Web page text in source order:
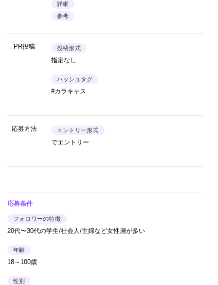
詳細
参考
PR投稿 投稿形式
指定なし
ハッシュタグ
#カラキャス
応募方法 エントリー形式
でエントリー
応募条件
フォロワーの特徴
20代〜30代の学生/社会人/主婦など女性層が多い
年齢
18～100歳
性別